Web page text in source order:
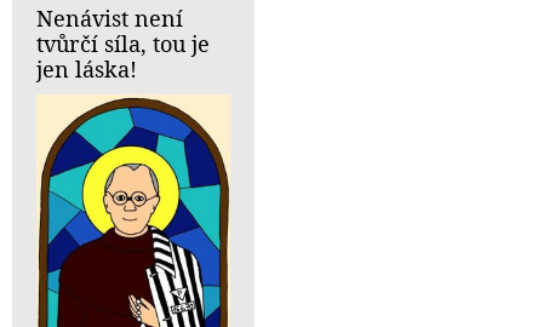
Nenávist není
tvůrčí síla, tou je
jen láska!